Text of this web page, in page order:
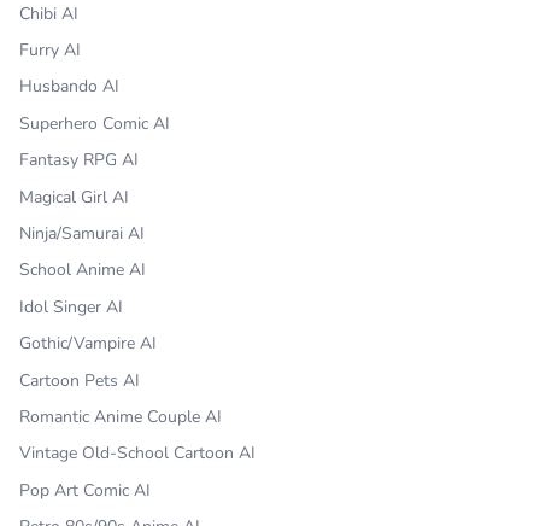
Chibi AI
Furry AI
Husbando AI
Superhero Comic AI
Fantasy RPG AI
Magical Girl AI
Ninja/Samurai AI
School Anime AI
Idol Singer AI
Gothic/Vampire AI
Cartoon Pets AI
Romantic Anime Couple AI
Vintage Old-School Cartoon AI
Pop Art Comic AI